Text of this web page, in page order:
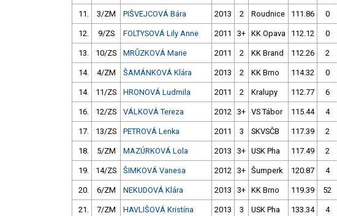
11. 3/ZM PIŠVEJCOVÁ Bára 2013 2 Roudnice 111.86 0
12. 9/ZS FOLTYSOVÁ Lily Anne 2011 3+ KK Opava 112.12 0
13. 10/ZS MRŮZKOVÁ Marie 2011 2 KK Brand 112.26 2
14. 4/ZM ŠAMÁNKOVÁ Klára 2013 2 KK Brno 114.32 0
14. 11/ZS HRONOVÁ Ludmila 2011 2 Kralupy 112.77 6
16. 12/ZS VÁLKOVÁ Tereza 2012 3+ VS Tábor 115.44 4
17. 13/ZS PETROVÁ Lenka 2011 3 SKVSČB 117.39 2
18. 5/ZM MAZÚRKOVÁ Lola 2013 3+ USK Pha 117.49 2
19. 14/ZS ŠIMKOVÁ Vanesa 2012 3+ Šumperk 120.87 4
20. 6/ZM NEKUDOVÁ Klára 2013 3+ KK Brno 119.39 52
21. 7/ZM HAVLIŠOVÁ Kristína 2013 3 USK Pha 133.34 4